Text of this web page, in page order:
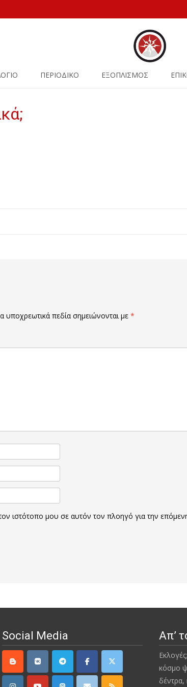
ΠΕΡΙΟΔΙΚΟ ΕΞΟΠΛΙΣΜΟΣ
υποχρεωτικά πεδία σημειώνονται με *
ιστότοπο μου σε αυτόν τον πλοηγό για την
Social Media Απ’
κόσμο
δέντρα,